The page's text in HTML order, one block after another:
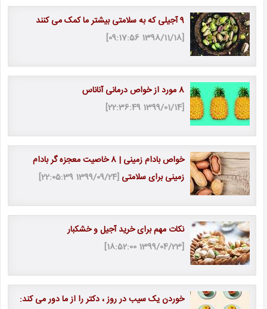
9 آجیلی که به سلامتی بیشتر ما کمک می کنند
[1398/11/18 09:17:56]
8 مورد از خواص درمانی آناناس
[1399/01/14 22:36:49]
خواص بادام زمینی | 8 خاصیت معجزه گر بادام
زمینی برای سلامتی [1399/09/24 22:05:39]
نکات مهم برای خرید آجیل و خشکبار
[1399/04/23 18:52:00]
خوردن یک سیب در روز ، دکتر را از ما دور می کند: